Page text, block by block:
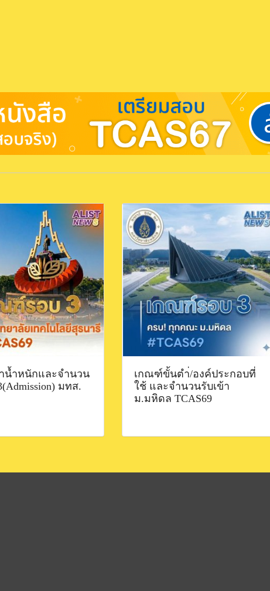
น้ำหนักและจำนวน
มทส.
เกณฑ์ขั้นตำ่/องค์ประกอบที่
ใช้ และจำนวนรับเข้า
ม.มหิดล TCAS69